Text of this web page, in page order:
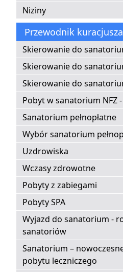
Niziny
Przewodnik kuracjusza
Skierowanie do
Skierowanie do
Skierowanie do
Pobyt w sanatorium NFZ
Sanatorium pełnopłatne
Wybór sanatorium
Uzdrowiska
Wczasy zdrowotne
Pobyty z zabiegami
Pobyty SPA
Wyjazd do sanatorium -
sanatoriów
Sanatorium –
pobytu leczniczego